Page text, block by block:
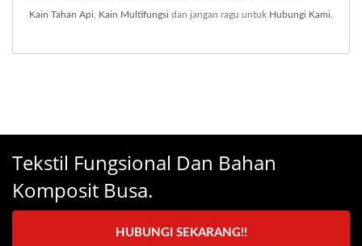
Kain Tahan Api Kain Multifungsi dan jangan ragu untuk Hubungi Kami
Tekstil Fungsional Dan Bahan
Komposit Busa.
HUBUNGI SEKARANG!!